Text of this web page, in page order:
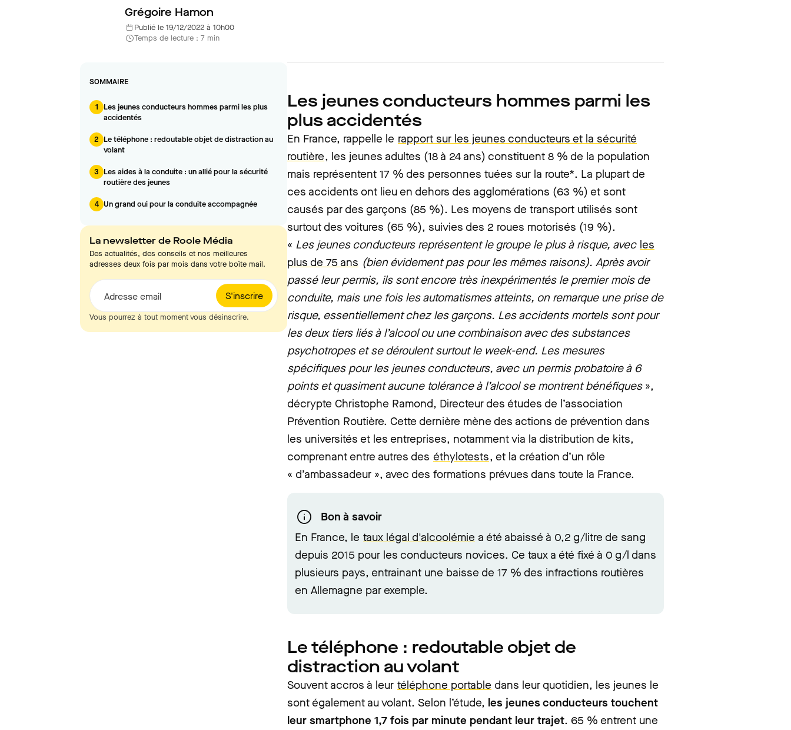
Grégoire Hamon
Publié le 19/12/2022 à 10h00
Temps de lecture : 7 min
SOMMAIRE
1
Les jeunes conducteurs hommes parmi les plus
accidentés
2 Le téléphone : redoutable objet de distraction au
volant
3 Les aides à la conduite : un allié pour la sécurité
routière des jeunes
4 Un grand oui pour la conduite accompagnée
La newsletter de Roole Média
Des actualités, des conseils et nos meilleures
adresses deux fois par mois dans votre boîte mail.
S'inscrire
Adresse email
Vous pourrez à tout moment vous désinscrire.
Les jeunes conducteurs hommes parmi les
plus accidentés
En France, rappelle le rapport sur les jeunes conducteurs et la sécurité
routière, les jeunes adultes (18 à 24 ans) constituent 8 % de la population
mais représentent 17 % des personnes tuées sur la route*. La plupart de
ces accidents ont lieu en dehors des agglomérations (63 %) et sont
causés par des garçons (85 %). Les moyens de transport utilisés sont
surtout des voitures (65 %), suivies des 2 roues motorisés (19 %).
« Les jeunes conducteurs représentent le groupe le plus à risque, avec les
plus de 75 ans (bien évidement pas pour les mêmes raisons). Après avoir
passé leur permis, ils sont encore très inexpérimentés le premier mois de
conduite, mais une fois les automatismes atteints, on remarque une prise de
risque, essentiellement chez les garçons. Les accidents mortels sont pour
les deux tiers liés à l’alcool ou une combinaison avec des substances
psychotropes et se déroulent surtout le week-end. Les mesures
spécifiques pour les jeunes conducteurs, avec un permis probatoire à 6
points et quasiment aucune tolérance à l’alcool se montrent bénéfiques»,
décrypte Christophe Ramond, Directeur des études de l’association
Prévention Routière. Cette dernière mène des actions de prévention dans
les universités et les entreprises, notamment via la distribution de kits,
comprenant entre autres des éthylotests, et la création d’un rôle
« d’ambassadeur », avec des formations prévues dans toute la France.
Bon à savoir
En France, le taux légal d'alcoolémie a été abaissé à 0,2 g/litre de sang
depuis 2015 pour les conducteurs novices. Ce taux a été fixé à 0 g/l dans
plusieurs pays, entrainant une baisse de 17 % des infractions routières
en Allemagne par exemple.
Le téléphone : redoutable objet de
distraction au volant
Souvent accros à leur téléphone portable dans leur quotidien, les jeunes le
sont également au volant. Selon l’étude, les jeunes conducteurs touchent
leur smartphone 1,7 fois par minute pendant leur trajet. 65 % entrent une